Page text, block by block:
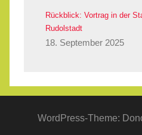
Rückblick: Vortrag in der
Rudolstadt
18. September 2025
WordPress-Theme: